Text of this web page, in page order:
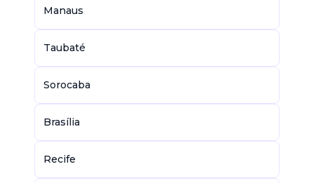
Manaus
Taubaté
Sorocaba
Brasília
Recife